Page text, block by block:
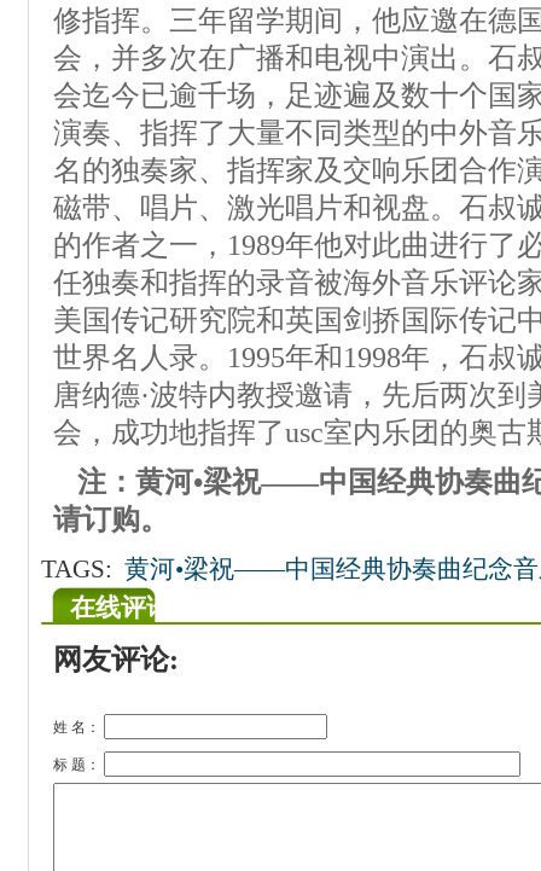
修指挥。三年留学期间，他应邀在德
会，并多次在广播和电视中演出。石
会迄今已逾千场，足迹遍及数十个国
演奏、指挥了大量不同类型的中外音
名的独奏家、指挥家及交响乐团合作
磁带、唱片、激光唱片和视盘。石叔
的作者之一，1989年他对此曲进行了
任独奏和指挥的录音被海外音乐评论
美国传记研究院和英国剑挢国际传记
世界名人录。1995年和1998年，石叔
唐纳德·波特内教授邀请，先后两次
会，成功地指挥了usc室内乐团的奥古
注：黄河•梁祝——中国经典协奏曲
请订购。
TAGS: 黄河•梁祝——中国经典协奏曲纪念
在线评论
网友评论:
姓 名：
标 题：